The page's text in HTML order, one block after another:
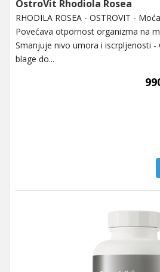
OstroVit Rhodiola Rosea
RHODILA ROSEA - OSTROVIT -
Povećava otpornost organizma na
Smanjuje nivo umora i iscrpljenosti -
blage do...